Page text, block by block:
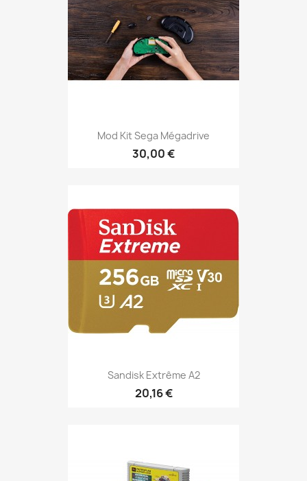
Mod Kit Sega Mégadrive
30,00 €
Sandisk Extrême A2
20,16 €